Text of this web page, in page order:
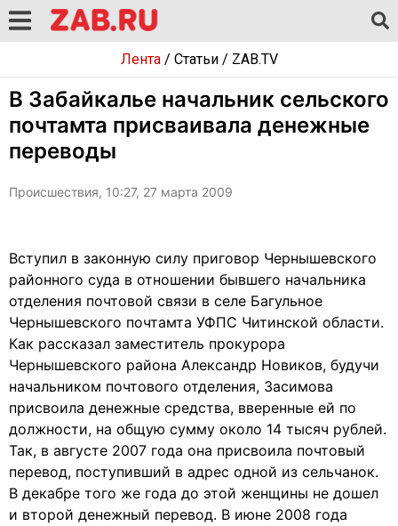
Лента/ Статьи/ ZAB.TV
В Забайкалье начальник сельского
почтамта присваивала денежные
переводы
Происшествия, 10:27, 27 марта 2009
Вступил в законную силу приговор Чернышевского
районного суда в отношении бывшего начальника
отделения почтовой связи в селе Багульное
Чернышевского почтамта УФПС Читинской области.
Как рассказал заместитель прокурора
Чернышевского района Александр Новиков, будучи
начальником почтового отделения, Засимова
присвоила денежные средства, вверенные ей по
должности, на общую сумму около 14 тысяч рублей.
Так, в августе 2007 года она присвоила почтовый
перевод, поступивший в адрес одной из сельчанок.
В декабре того же года до этой женщины не дошел
и второй денежный перевод. В июне 2008 года